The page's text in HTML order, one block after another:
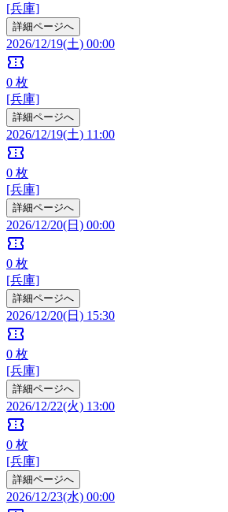
[兵庫]
詳細ページへ
2026/12/19(土) 00:00
confirmation_number
0 枚
[兵庫]
詳細ページへ
2026/12/19(土) 11:00
confirmation_number
0 枚
[兵庫]
詳細ページへ
2026/12/20(日) 00:00
confirmation_number
0 枚
[兵庫]
詳細ページへ
2026/12/20(日) 15:30
confirmation_number
0 枚
[兵庫]
詳細ページへ
2026/12/22(火) 13:00
confirmation_number
0 枚
[兵庫]
詳細ページへ
2026/12/23(水) 00:00